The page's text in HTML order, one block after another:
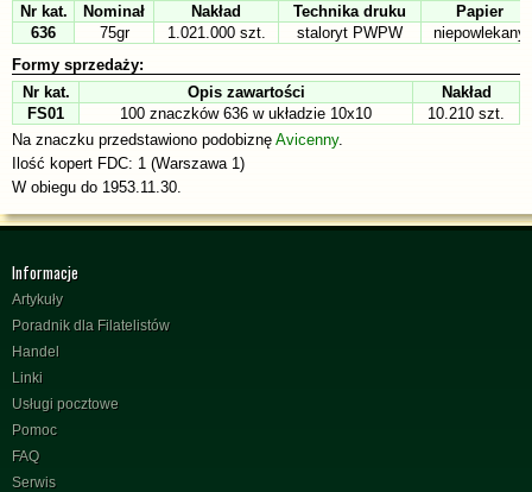
Nr kat.
Nominał Nakład Technika druku
Papier
636
75gr 1.021.000 szt. staloryt PWPW
niepowlekany
Formy sprzedaży:
Nr kat.
Opis zawartości
Nakład
FS01
100 znaczków 636 w układzie 10x10
10.210 szt.
Na znaczku przedstawiono podobiznę Avicenny.
Ilość kopert FDC: 1 (Warszawa 1)
W obiegu do 1953.11.30.
Informacje
Artykuły
Poradnik dla Filatelistów
Handel
Linki
Usługi pocztowe
Pomoc
FAQ
Serwis